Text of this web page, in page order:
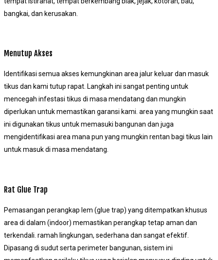
bangkai, dan kerusakan.
Menutup Akses
Identifikasi semua akses kemungkinan area jalur keluar dan masuk
tikus dan kami tutup rapat. Langkah ini sangat penting untuk
mencegah infestasi tikus di masa mendatang dan mungkin
diperlukan untuk memastikan garansi kami. area yang mungkin saat
ini digunakan tikus untuk memasuki bangunan dan juga
mengidentifikasi area mana pun yang mungkin rentan bagi tikus lain
untuk masuk di masa mendatang.
Rat Glue Trap
Pemasangan perangkap lem (glue trap) yang ditempatkan khusus
area di dalam (indoor) memastikan perangkap tetap aman dan
terkendali. ramah lingkungan, sederhana dan sangat efektif.
Dipasang di sudut serta perimeter bangunan, sistem ini